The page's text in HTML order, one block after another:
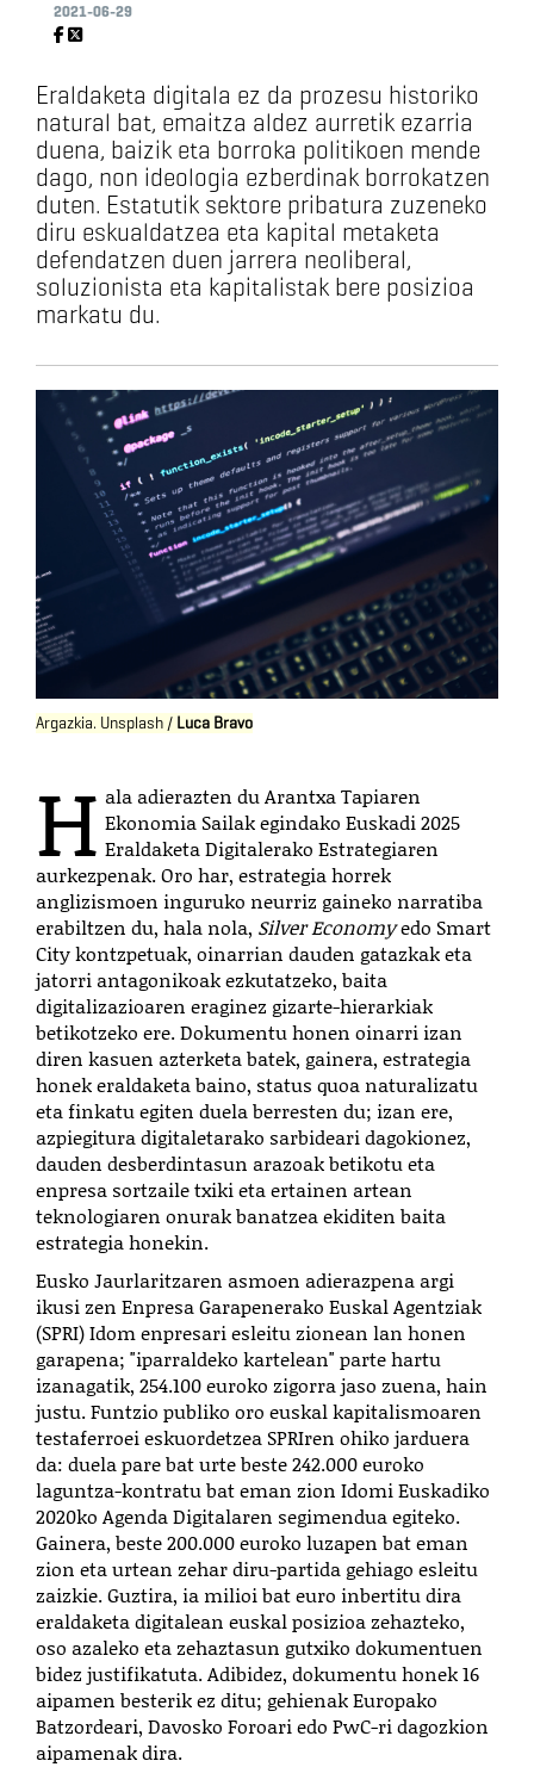
2021-06-29
Eraldaketa digitala ez da prozesu historiko
natural bat, emaitza aldez aurretik ezarria
duena, baizik eta borroka politikoen mende
dago, non ideologia ezberdinak borrokatzen
duten. Estatutik sektore pribatura zuzeneko
diru eskualdatzea eta kapital metaketa
defendatzen duen jarrera neoliberal,
soluzionista eta kapitalistak bere posizioa
markatu du.
Argazkia. Unsplash / Luca Bravo
H ala adierazten du Arantxa Tapiaren
Ekonomia Sailak egindako Euskadi 2025
Eraldaketa Digitalerako Estrategiaren
aurkezpenak.Oro har, estrategia horrek
anglizismoen inguruko neurriz gaineko narratiba
erabiltzen du, hala nola, Silver Economyedo Smart
City kontzpetuak, oinarrian dauden gatazkak eta
jatorri antagonikoak ezkutatzeko, baita
digitalizazioaren eraginez gizarte-hierarkiak
betikotzeko ere. Dokumentu honen oinarri izan
diren kasuen azterketa batek, gainera, estrategia
honek eraldaketa baino, status quoa naturalizatu
eta finkatu egiten duela berresten du; izan ere,
azpiegitura digitaletarako sarbideari dagokionez,
dauden desberdintasun arazoak betikotu eta
enpresa sortzaile txiki eta ertainen artean
teknologiaren onurak banatzea ekiditen baita
estrategia honekin.
Eusko Jaurlaritzaren asmoen adierazpena argi
ikusi zen Enpresa Garapenerako Euskal Agentziak
(SPRI) Idom enpresari esleitu zionean lan honen
garapena; "iparraldeko kartelean" parte hartu
izanagatik, 254.100 euroko zigorra jaso zuena, hain
justu. Funtzio publiko oro euskal kapitalismoaren
testaferroei eskuordetzea SPRIren ohiko jarduera
da: duela pare bat urte beste 242.000 euroko
laguntza-kontratu bat eman zion Idomi Euskadiko
2020ko Agenda Digitalaren segimendua egiteko.
Gainera, beste 200.000 euroko luzapen bat eman
zion eta urtean zehar diru-partida gehiago esleitu
zaizkie. Guztira, ia milioi bat euro inbertitu dira
eraldaketa digitalean euskal posizioa zehazteko,
oso azaleko eta zehaztasun gutxiko dokumentuen
bidez justifikatuta. Adibidez, dokumentu honek 16
aipamen besterik ez ditu; gehienak Europako
Batzordeari, Davosko Foroari edo PwC-ri dagozkion
aipamenak dira.